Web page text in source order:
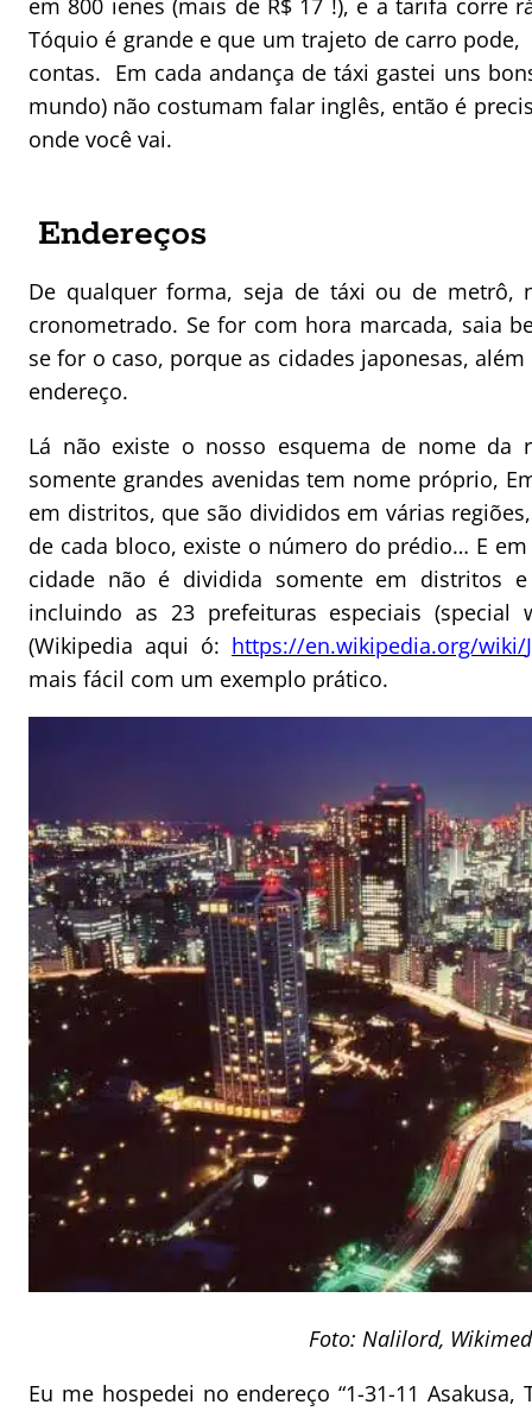
em 800 ienes (mais de R$ 17 !), e a tarifa corre
Tóquio é grande e que um trajeto de carro
contas. Em cada andança de táxi gastei uns
mundo) não costumam falar inglês, então é
onde você vai.
Endereços
De qualquer forma, seja de táxi ou de metrô,
cronometrado. Se for com hora marcada, saia
se for o caso, porque as cidades japonesas,
endereço.
Lá não existe o nosso esquema de nome da
somente grandes avenidas tem nome próprio,
em distritos, que são divididos em várias
de cada bloco, existe o número do prédio… E
cidade não é dividida somente em distritos
incluindo as 23 prefeituras especiais
(Wikipedia aqui ó: https://en.wikipedia.org/wiki/
mais fácil com um exemplo prático.
Foto: Nalilord,
Eu me hospedei no endereço “1-31-11